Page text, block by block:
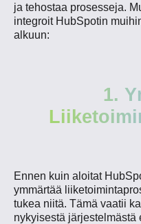
ja tehostaa prosesseja.
integroit HubSpotin
alkuun:
1.
Ennen kuin aloitat
ymmärtää
tukea niitä. Tämä vaatii
nykyisestä järjestelmästä